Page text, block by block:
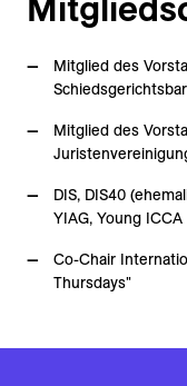
Mitglied des
Mitglied des
DIS, DIS40
YIAG, Young ICCA
Co-Chair
Thursdays"